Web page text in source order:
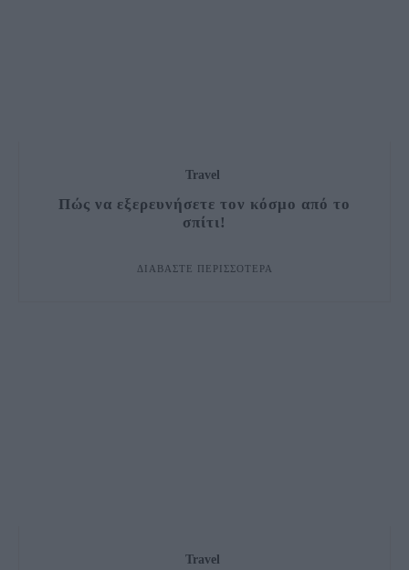
Travel
Πώς να εξερευνήσετε τον κόσμο από το
σπίτι!
ΔΙΑΒΆΣΤΕ ΠΕΡΙΣΣΌΤΕΡΑ
Travel